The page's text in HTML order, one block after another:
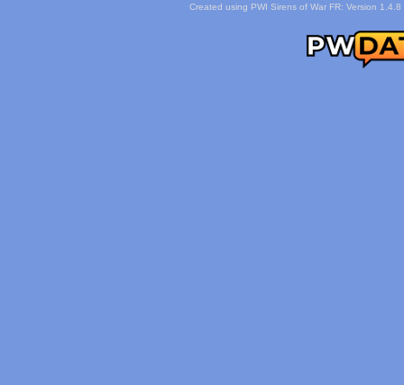
Created using PWI Sirens of War FR: Version